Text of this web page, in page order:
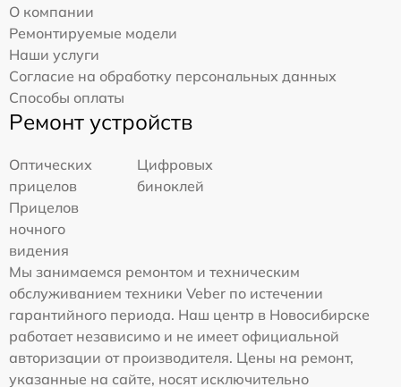
О компании
Ремонтируемые модели
Наши услуги
Согласие на обработку персональных данных
Способы оплаты
Ремонт устройств
Оптических
прицелов
Цифровых
биноклей
Прицелов
ночного
видения
Мы занимаемся ремонтом и техническим
обслуживанием техники Veber по истечении
гарантийного периода. Наш центр в Новосибирске
работает независимо и не имеет официальной
авторизации от производителя. Цены на ремонт,
указанные на сайте, носят исключительно